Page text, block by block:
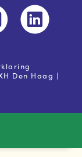
Den Haag |